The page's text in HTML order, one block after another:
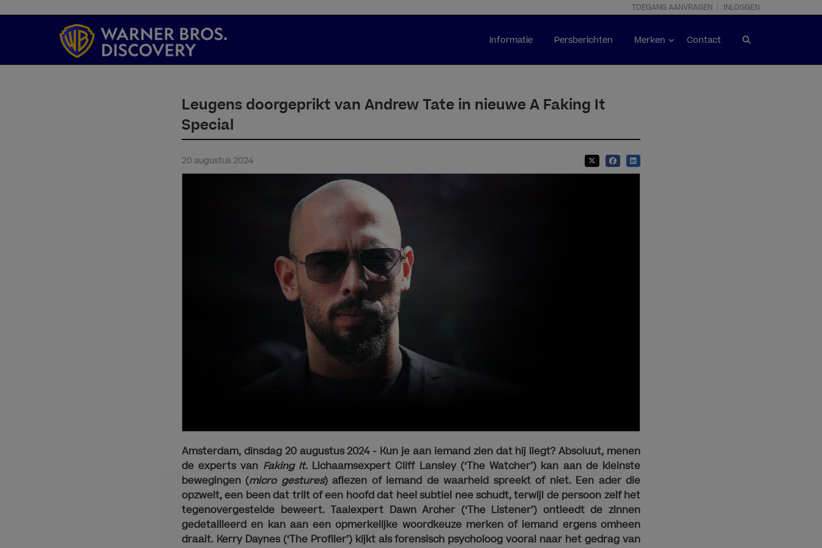
TOEGANG AANVRAGEN INLOGGEN
Informatie Persberichten Merken Contact
Leugens doorgeprikt van Andrew Tate in nieuwe A Faking It
Special
20 augustus 2024
Amsterdam, dinsdag 20 augustus 2024 - Kun je aan iemand zien dat hij liegt? Absoluut, menen
de experts van Faking It. Lichaamsexpert Cliff Lansley (‘The Watcher’) kan aan de kleinste
bewegingen (micro gestures) aflezen of iemand de waarheid spreekt of niet. Een ader die
opzwelt, een been dat trilt of een hoofd dat heel subtiel nee schudt, terwijl de persoon zelf het
tegenovergestelde beweert. Taalexpert Dawn Archer (‘The Listener’) ontleedt de zinnen
gedetailleerd en kan aan een opmerkelijke woordkeuze merken of iemand ergens omheen
draait. Kerry Daynes (‘The Profiler’) kijkt als forensisch psycholoog vooral naar het gedrag van